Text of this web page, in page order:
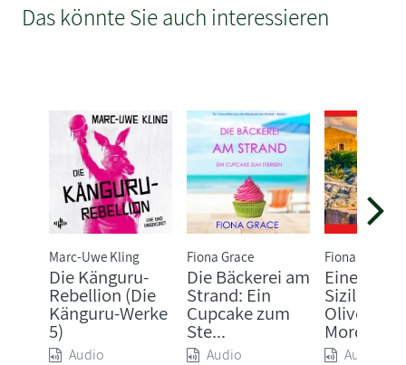
Das könnte Sie auch interessieren
Marc-Uwe Kling
Die Känguru-
Rebellion (Die
Känguru-Werke
5)
Audio
Fiona Grace
Die Bäckerei am
Strand: Ein
Cupcake zum
Ste...
Audio
Fiona Grace
Eine Villa
Sizilien:
Olivenöl
Mord (...
Audio